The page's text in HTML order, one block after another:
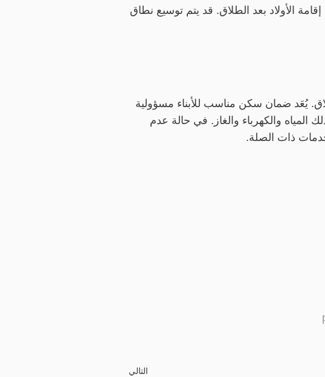
الأولاد بعد الطلاق. قد يتم توسيع نطاق
يُعَد ضمان سكن مناسب للأبناء مسؤولية
والكهرباء والغاز. في حالة عدم
ذات الصلة.
التالي